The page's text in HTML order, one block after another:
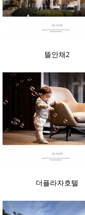
뜰안채2
더플라자호텔